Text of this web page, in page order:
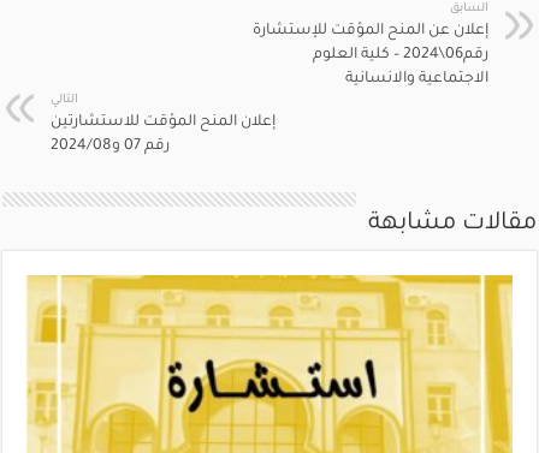
السابق
إعلان عن المنح المؤقت للإستشارة
رقم06\2024 – كلية العلوم
الاجتماعية والانسانية
التالي
إعلان المنح المؤقت للاستشارتين
رقم 07 و2024/08
مقالات مشابهة